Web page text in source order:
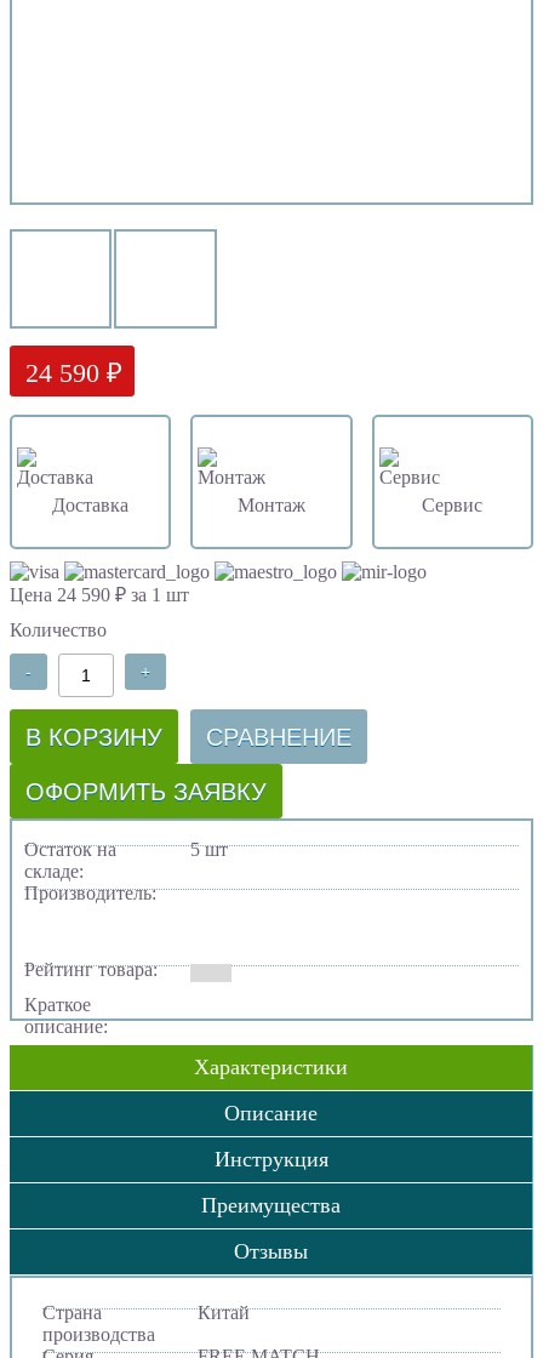
24 590 ₽
Доставка Монтаж Сервис
Цена 24 590 ₽ за 1 шт
Количество
- +
В КОРЗИНУ СРАВНЕНИЕ
ОФОРМИТЬ ЗАЯВКУ
Остаток на
складе:
5 шт
Производитель:
Рейтинг товара:
Краткое
описание:
Характеристики
Описание
Инструкция
Преимущества
Отзывы
Страна
производства
Китай